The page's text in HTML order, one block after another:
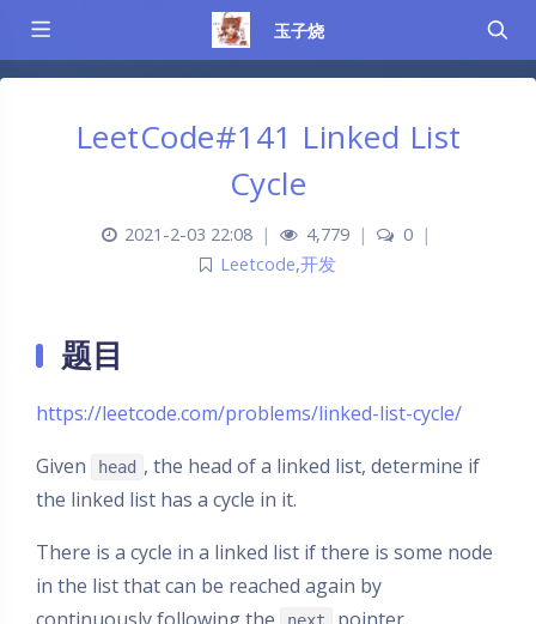
玉子烧
LeetCode#141 Linked List
Cycle
2021-2-03 22:08 | 4,779 | 0
|
Leetcode,开发
题目
https://leetcode.com/problems/linked-list-cycle/
Given
head , the head of a linked list, determine if
the linked list has a cycle in it.
There is a cycle in a linked list if there is some node
in the list that can be reached again by